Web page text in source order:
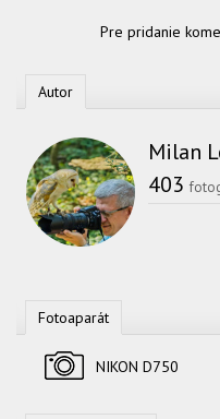
Pre pridanie
Autor
Milan
403
Fotoaparát
NIKON D750